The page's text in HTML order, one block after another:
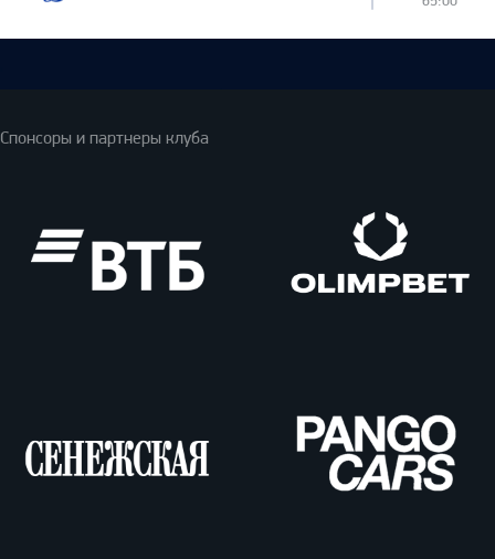
Спонсоры и партнеры клуба